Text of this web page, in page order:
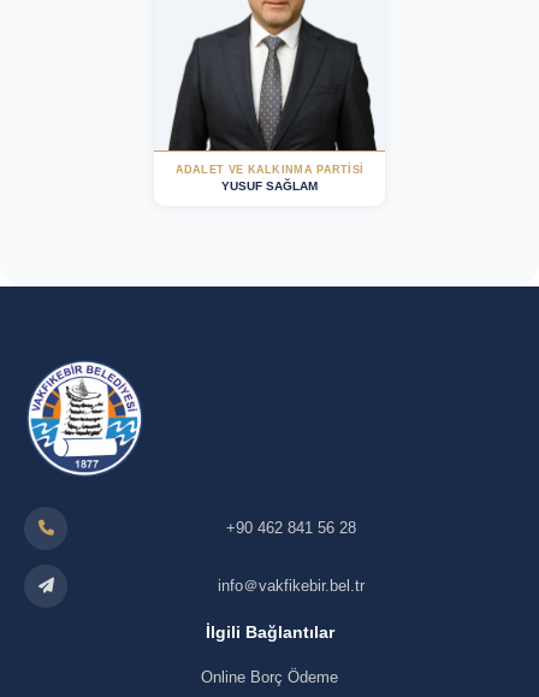
ADALET VE KALKINMA PARTISI
YUSUF SAĞLAM
+90 462 841 56 28
info＠vakfikebir.bel.tr
İlgili Bağlantılar
Online Borç Ödeme